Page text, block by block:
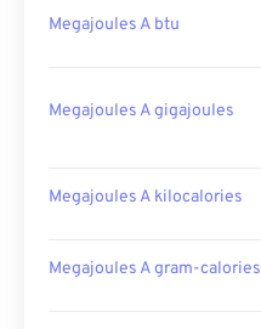
Megajoules A btu
Megajoules A gigajoules
Megajoules A kilocalories
Megajoules A gram-calories